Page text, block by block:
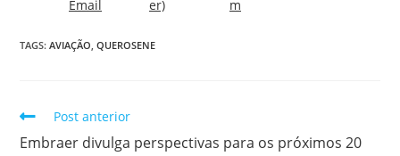
TAGS:AVIAÇÃO QUEROSENE
Post anterior
Embraer divulga perspectivas para os próximos 20